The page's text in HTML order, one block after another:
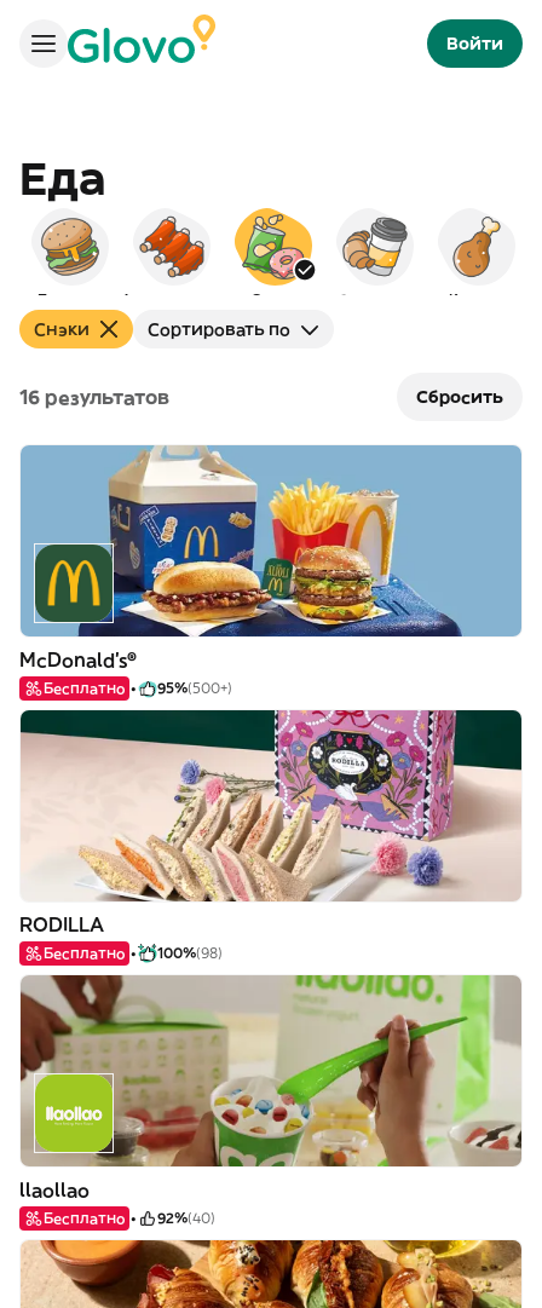
Войти
Еда
Бургеры Снэки Завтраки Курица
Снэки Сортировать по
16 результатов Сбросить
McDonald's®
Бесплатно 95%(500+)
RODILLA
Бесплатно 100%(98)
llaollao
Бесплатно 92%(40)